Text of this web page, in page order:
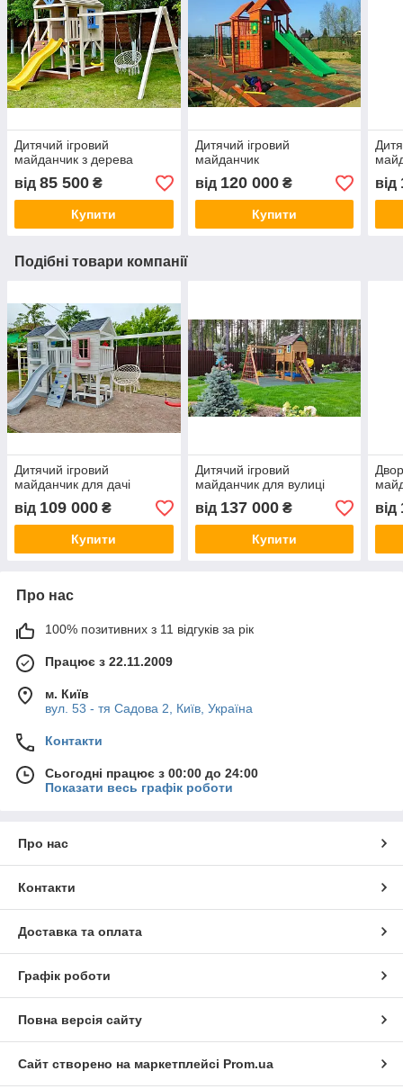
Дитячий ігровий
майданчик з дерева
від 85 500 ₴
Купити
Дитячий ігровий
майданчик
від 120 000₴
Купити
від
Подібні товари компанії
Дитячий ігровий
майданчик для дачі
від 109 000 ₴
Купити
Дитячий ігровий
майданчик для вулиці
від 137 000₴
Купити
від
Про нас
100% позитивних з 11 відгуків за рік
Працює з 22.11.2009
м. Київ
вул. 53 - тя Садова 2, Київ, Україна
Контакти
Сьогодні працює з 00:00 до 24:00
Показати весь графік роботи
Про нас
Контакти
Доставка та оплата
Графік роботи
Повна версія сайту
Сайт створено на маркетплейсі Prom.ua